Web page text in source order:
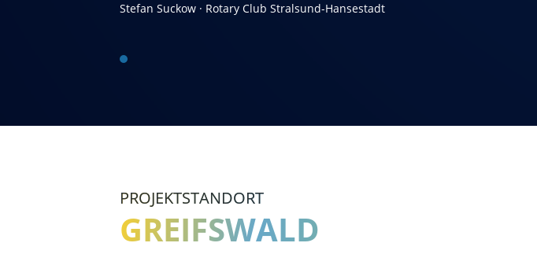
Stefan Suckow · Rotary Club Stralsund-Hansestadt
PROJEKTSTANDORT
GREIFSWALD